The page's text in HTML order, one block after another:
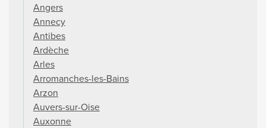
Angers
Annecy
Antibes
Ardèche
Arles
Arromanches-les-Bains
Arzon
Auvers-sur-Oise
Auxonne